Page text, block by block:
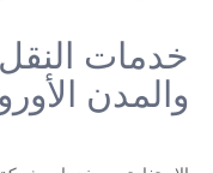
خدمات
والمدن